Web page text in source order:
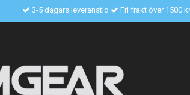
3-5 dagars leveranstid Fri frakt över 1500 kr